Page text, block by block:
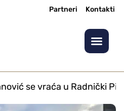
Partneri Kontakti
se vraća u Radnički